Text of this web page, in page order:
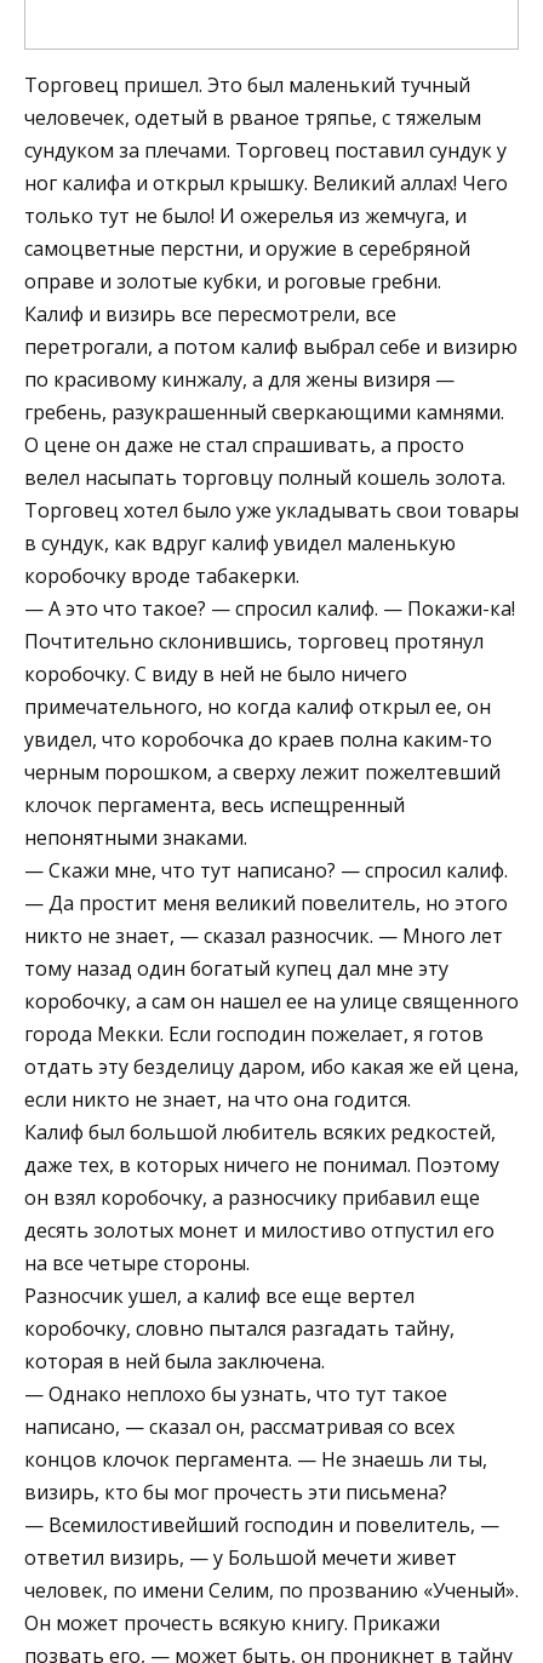
Торговец пришел. Это был маленький тучный
человечек, одетый в рваное тряпье, с тяжелым
сундуком за плечами. Торговец поставил сундук у
ног калифа и открыл крышку. Великий аллах! Чего
только тут не было! И ожерелья из жемчуга, и
самоцветные перстни, и оружие в серебряной
оправе и золотые кубки, и роговые гребни.
Калиф и визирь все пересмотрели, все
перетрогали, а потом калиф выбрал себе и визирю
по красивому кинжалу, а для жены визиря —
гребень, разукрашенный сверкающими камнями.
О цене он даже не стал спрашивать, а просто
велел насыпать торговцу полный кошель золота.
Торговец хотел было уже укладывать свои товары
в сундук, как вдруг калиф увидел маленькую
коробочку вроде табакерки.
— А это что такое? — спросил калиф. — Покажи-ка!
Почтительно склонившись, торговец протянул
коробочку. С виду в ней не было ничего
примечательного, но когда калиф открыл ее, он
увидел, что коробочка до краев полна каким-то
черным порошком, а сверху лежит пожелтевший
клочок пергамента, весь испещренный
непонятными знаками.
— Скажи мне, что тут написано? — спросил калиф.
— Да простит меня великий повелитель, но этого
никто не знает, — сказал разносчик. — Много лет
тому назад один богатый купец дал мне эту
коробочку, а сам он нашел ее на улице священного
города Мекки. Если господин пожелает, я готов
отдать эту безделицу даром, ибо какая же ей цена,
если никто не знает, на что она годится.
Калиф был большой любитель всяких редкостей,
даже тех, в которых ничего не понимал. Поэтому
он взял коробочку, а разносчику прибавил еще
десять золотых монет и милостиво отпустил его
на все четыре стороны.
Разносчик ушел, а калиф все еще вертел
коробочку, словно пытался разгадать тайну,
которая в ней была заключена.
— Однако неплохо бы узнать, что тут такое
написано, — сказал он, рассматривая со всех
концов клочок пергамента. — Не знаешь ли ты,
визирь, кто бы мог прочесть эти письмена?
— Всемилостивейший господин и повелитель, —
ответил визирь, — у Большой мечети живет
человек, по имени Селим, по прозванию «Ученый».
Он может прочесть всякую книгу. Прикажи
позвать его, — может быть, он проникнет в тайну